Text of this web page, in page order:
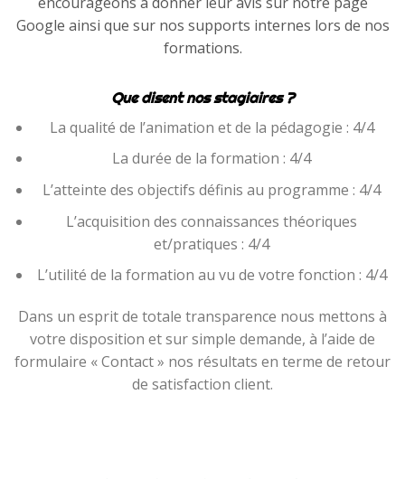
Google ainsi que sur nos supports internes lors de nos
formations.
Que disent nos stagiaires ?
La qualité de l’animation et de la pédagogie : 4/4
La durée de la formation : 4/4
L’atteinte des objectifs définis au programme : 4/4
L’acquisition des connaissances théoriques
et/pratiques : 4/4
L’utilité de la formation au vu de votre fonction : 4/4
Dans un esprit de totale transparence nous mettons à
votre disposition et sur simple demande, à l’aide de
formulaire « Contact » nos résultats en terme de retour
de satisfaction client.